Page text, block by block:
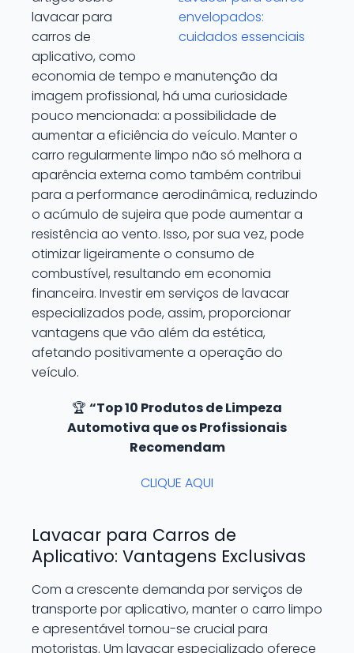
envelopados:
cuidados essenciais
lavacar para
carros de
aplicativo, como
economia de tempo e manutenção da
imagem profissional, há uma curiosidade
pouco mencionada: a possibilidade de
aumentar a eficiência do veículo. Manter o
carro regularmente limpo não só melhora a
aparência externa como também contribui
para a performance aerodinâmica, reduzindo
o acúmulo de sujeira que pode aumentar a
resistência ao vento. Isso, por sua vez, pode
otimizar ligeiramente o consumo de
combustível, resultando em economia
financeira. Investir em serviços de lavacar
especializados pode, assim, proporcionar
vantagens que vão além da estética,
afetando positivamente a operação do
veículo.
🏆 “Top 10 Produtos de Limpeza
Automotiva que os Profissionais
Recomendam
CLIQUE AQUI
Lavacar para Carros de
Aplicativo: Vantagens Exclusivas
Com a crescente demanda por serviços de
transporte por aplicativo, manter o carro limpo
e apresentável tornou-se crucial para
motoristas. Um lavacar especializado oferece